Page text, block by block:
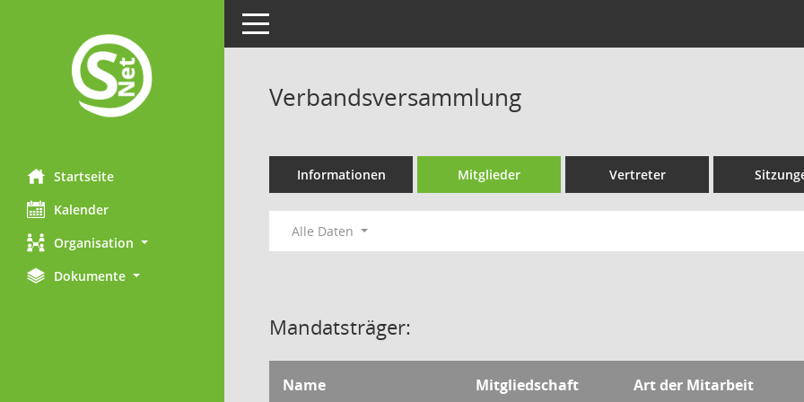
Startseite
Kalender
Organisation
Dokumente
Toggle navigation
Verbandsversammlung
Informationen Mitglieder Vertreter
Alle Daten
Mandatsträger:
Name Mitgliedschaft Art der Mitarbeit